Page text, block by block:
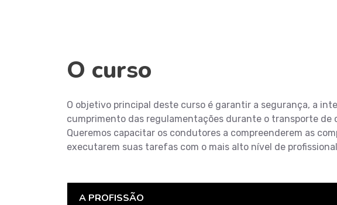
O curso
O objetivo principal deste curso é garantir a segurança, a
cumprimento das regulamentações durante o transporte de
Queremos capacitar os condutores a compreenderem as
executarem suas tarefas com o mais alto nível de
A PROFISSÃO